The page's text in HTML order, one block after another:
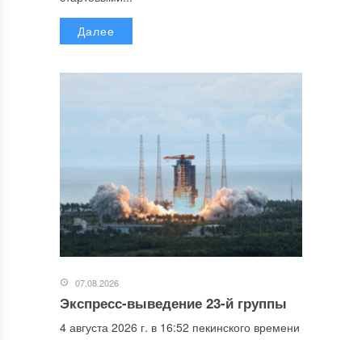
Далее
07.08.2026
Экспресс-выведение 23-й группы
4 августа 2026 г. в 16:52 пекинского времени